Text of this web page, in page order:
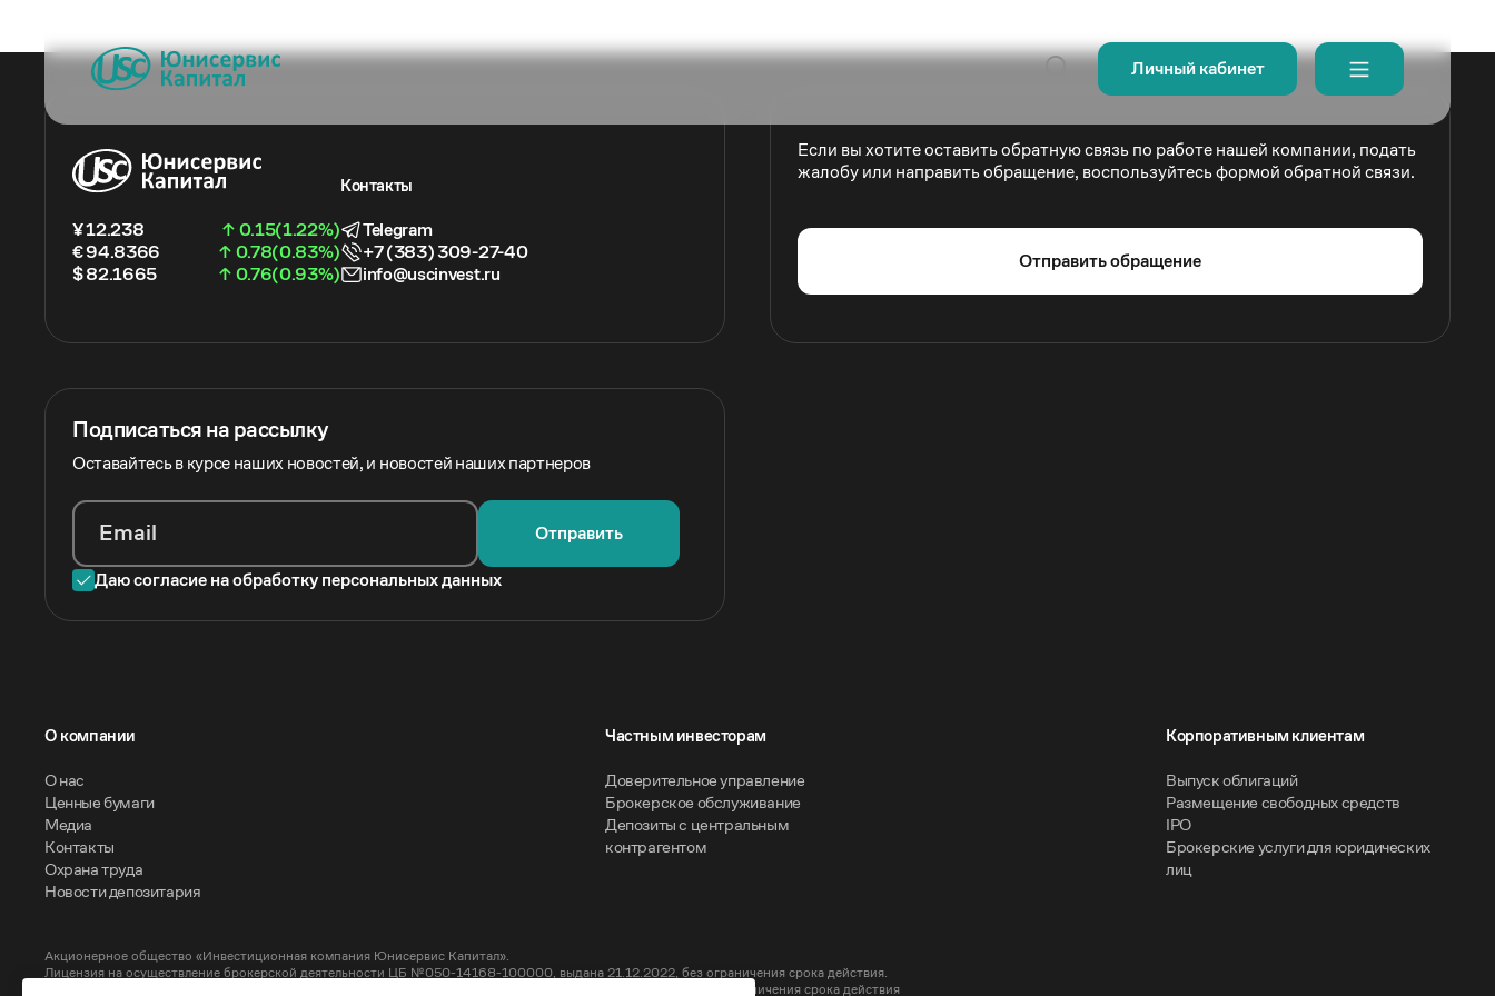
Личный кабинет
¥ 12.238
↑ 0.15(1.22%)
€ 94.8366
↑ 0.78(0.83%)
$ 82.1665
↑ 0.76(0.93%)
Контакты
Telegram
+7 (383) 309-27-40
info@uscinvest.ru
Если вы хотите оставить обратную связь по работе нашей компании, подать
жалобу или направить обращение, воспользуйтесь формой обратной связи.
Отправить обращение
Подписаться на рассылку
Оставайтесь в курсе наших новостей, и новостей наших партнеров
Email
Отправить
Даю согласие на обработку персональных данных
O компании
О нас
Ценные бумаги
Медиа
Контакты
Охрана труда
Новости депозитария
Частным инвесторам
Доверительное управление
Брокерское обслуживание
Депозиты с центральным
контрагентом
Корпоративным клиентам
Выпуск облигаций
Размещение свободных средств
IPO
Брокерские услуги для юридических
лиц
Акционерное общество «Инвестиционная компания Юнисервис Капитал».
Лицензия на осуществление брокерской деятельности ЦБ №050-14168-100000, выдана 21.12.2022, без ограничения срока действия.
Лицензия на осуществление депозитарной деятельности ЦБ №050-14169-000100, выдана 21.12.2022, без ограничения срока действия